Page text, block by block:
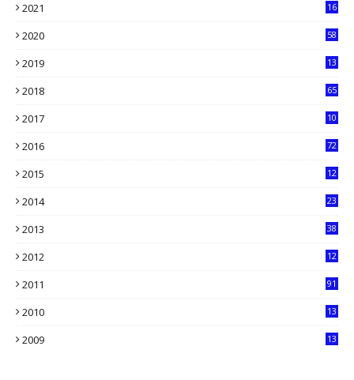
2021
16
2020
58
2019
13
2018 65
2017 10
2016
72
2015
12
2014
23
2013
38
2012
12
2011 91
2010
13
2009
13